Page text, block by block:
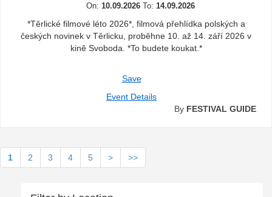
On: 10.09.2026 To: 14.09.2026
*Těrlické filmové léto 2026*, filmová přehlídka polských a
českých novinek v Těrlicku, proběhne 10. až 14. září 2026 v
kině Svoboda. *To budete koukat.*
Save
Event Details
By FESTIVAL GUIDE
1 2 3 4 5 > >>